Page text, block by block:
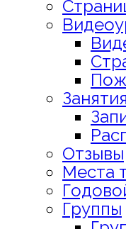
Занятия
Отзывы
Места
Группы